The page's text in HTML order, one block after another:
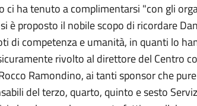
ci ha tenuto a complimentarsi "con gli
è proposto il nobile scopo di ricordare
di competenza e umanità, in quanti lo
rivolto al direttore del Centro
Ramondino, ai tanti sponsor che
del terzo, quarto, quinto e sesto